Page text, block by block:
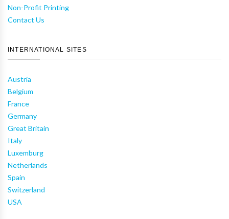
Non-Profit Printing
Contact Us
INTERNATIONAL SITES
Austria
Belgium
France
Germany
Great Britain
Italy
Luxemburg
Netherlands
Spain
Switzerland
USA